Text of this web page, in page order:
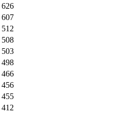
626
607
512
508
503
498
466
456
455
412